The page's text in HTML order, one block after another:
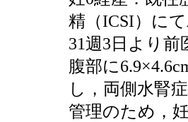
精（ICSI）に
31週3日より前
腹部に
し，両側水腎
管理のため，